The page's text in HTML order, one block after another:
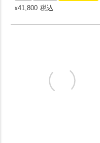
¥41,800 税込